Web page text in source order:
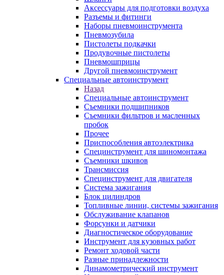
Аксессуары для подготовки воздуха
Разъемы и фитинги
Наборы пневмоинструмента
Пневмозубила
Пистолеты подкачки
Продувочные пистолеты
Пневмошприцы
Другой пневмоинструмент
Специальные автоинструмент
Назад
Специальные автоинструмент
Съемники подшипников
Съемники фильтров и масленных
пробок
Прочее
Приспособления автоэлектрика
Специнструмент для шиномонтажа
Съемники шкивов
Трансмиссия
Специнструмент для двигателя
Система зажигания
Блок цилиндров
Топливные линии, системы зажигания
Обслуживание клапанов
Форсунки и датчики
Диагностическое оборудование
Инструмент для кузовных работ
Ремонт ходовой части
Разные принадлежности
Динамометрический инструмент